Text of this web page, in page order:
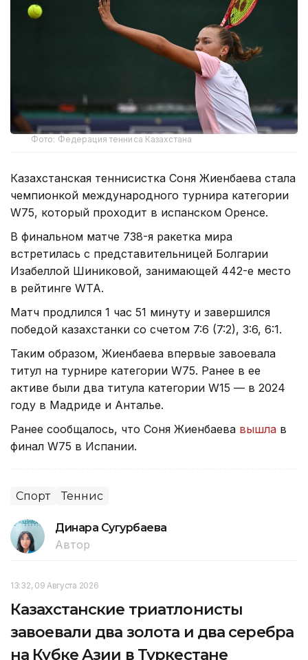
Фото: Федерация тенниса Казахстана
Казахстанская теннисистка Соня Жиенбаева стала
чемпионкой международного турнира категории
W75, который проходит в испанском Оренсе.
В финальном матче 738-я ракетка мира
встретилась с представительницей Болгарии
Изабеллой Шиниковой, занимающей 442-е место
в рейтинге WTA.
Матч продлился 1 час 51 минуту и завершился
победой казахстанки со счетом 7:6 (7:2), 3:6, 6:1.
Таким образом, Жиенбаева впервые завоевала
титул на турнире категории W75. Ранее в ее
активе были два титула категории W15 — в 2024
году в Мадриде и Анталье.
Ранее сообщалось, что Соня Жиенбаева вышла в
финал W75 в Испании.
Спорт Теннис
Динара Сугурбаева
Автор
13:32, 09 Августа 2026
Казахстанские триатлонисты
завоевали два золота и два серебра
на Кубке Азии в Туркестане